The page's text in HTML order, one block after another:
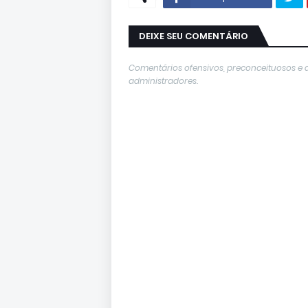
DEIXE SEU COMENTÁRIO
Comentários ofensivos, preconceituosos
administradores.